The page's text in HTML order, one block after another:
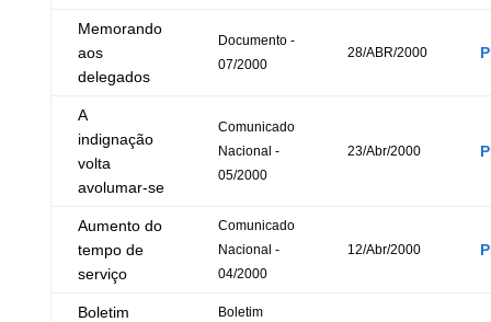
Memorando
aos
delegados
Documento -
07/2000
28/ABR/2000
A
indignação
volta
avolumar-se
Comunicado
Nacional -
05/2000
23/Abr/2000
Aumento do
tempo de
serviço
Comunicado
Nacional -
04/2000
12/Abr/2000
Boletim
Boletim